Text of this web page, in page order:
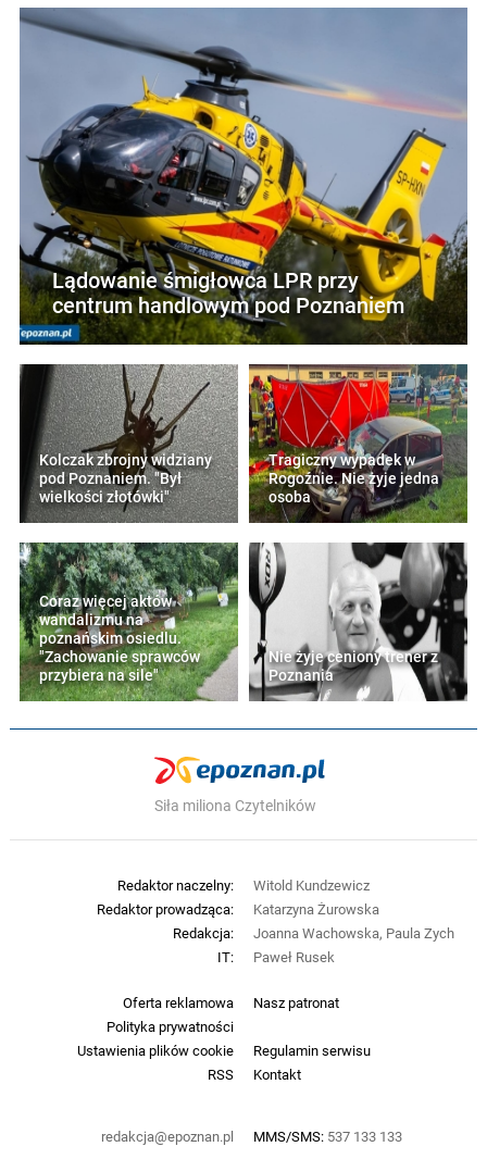
Lądowanie śmigłowca LPR przy
centrum handlowym pod Poznaniem
Kolczak zbrojny widziany
pod Poznaniem. "Był
wielkości złotówki"
Tragiczny wypadek w
Rogoźnie. Nie żyje jedna
osoba
Coraz więcej aktów
wandalizmu na
poznańskim osiedlu.
"Zachowanie sprawców
przybiera na sile"
Nie żyje ceniony trener z
Poznania
Siła miliona Czytelników
Oferta reklamowa
Nasz patronat
Polityka prywatności
Ustawienia plików cookie
Regulamin serwisu
RSS
Kontakt
redakcja@epoznan.pl MMS/SMS: 537 133 133
Redaktor naczelny:
Witold Kundzewicz
Redaktor prowadząca:
Katarzyna Żurowska
Redakcja:
Joanna Wachowska, Paula Zych
IT:
Paweł Rusek